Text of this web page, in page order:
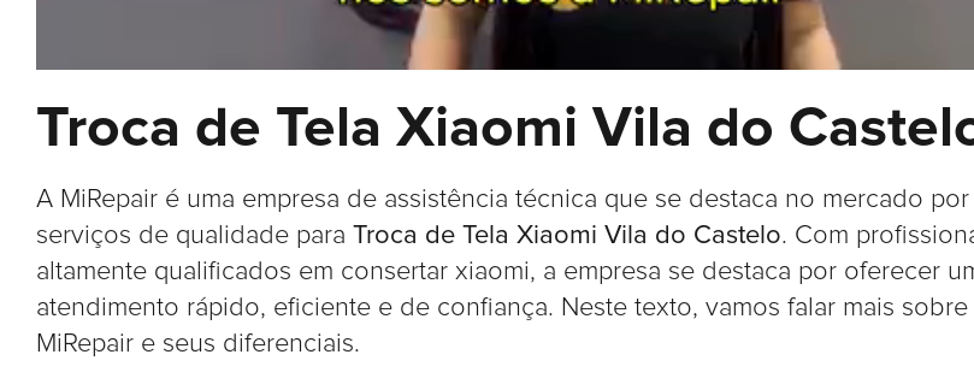
Troca de Tela Xiaomi Vila do
A MiRepair é uma empresa de assistência técnica que se destaca no mercado
serviços de qualidade para Troca de Tela Xiaomi Vila do Castelo. Com
altamente qualificados em consertar xiaomi, a empresa se destaca por oferecer
atendimento rápido, eficiente e de confiança. Neste texto, vamos falar mais sobre
MiRepair e seus diferenciais.